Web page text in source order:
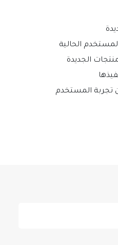
الحالية
الجديدة
تجربة المستخدم